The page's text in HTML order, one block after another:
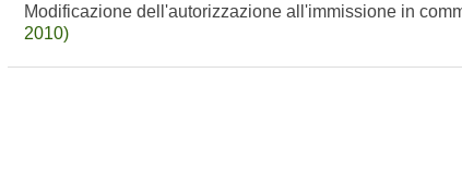
Modificazione dell'autorizzazione all'immissione in
2010)